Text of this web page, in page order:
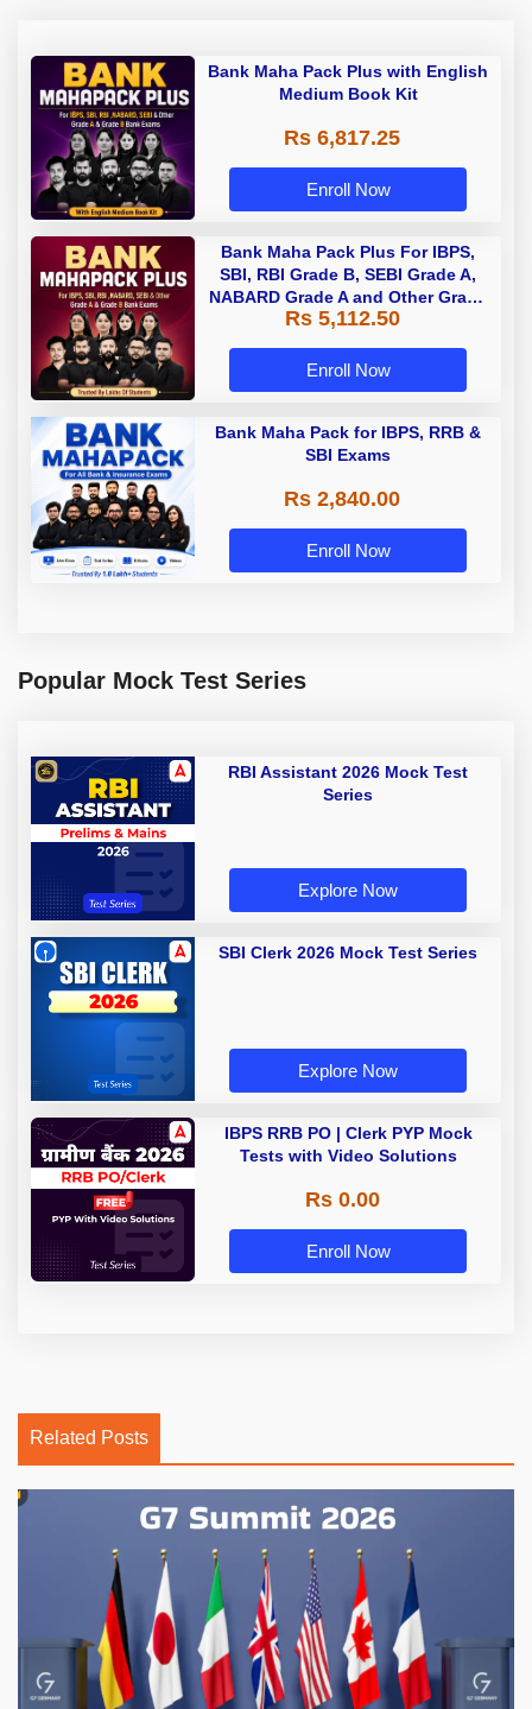
Bank Maha Pack Plus with English
Medium Book Kit
Rs 6,817.25
Enroll Now
Bank Maha Pack Plus For IBPS,
SBI, RBI Grade B, SEBI Grade A,
NABARD Grade A and Other Grade
A & Grade B Bank Exams
Rs 5,112.50
Enroll Now
Bank Maha Pack for IBPS, RRB &
SBI Exams
Rs 2,840.00
Enroll Now
Popular Mock Test Series
RBI Assistant 2026 Mock Test
Series
Explore Now
SBI Clerk 2026 Mock Test Series
Explore Now
IBPS RRB PO | Clerk PYP Mock
Tests with Video Solutions
Rs 0.00
Enroll Now
Related Posts